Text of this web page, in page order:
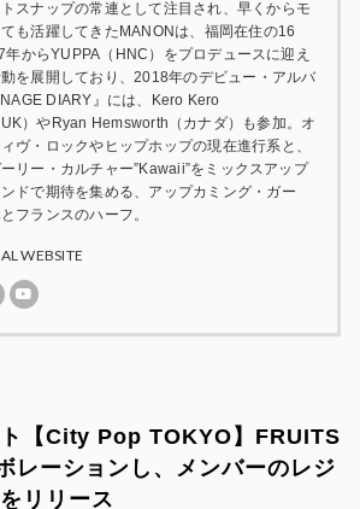
スナップの常連として注目され、早くからモ
も活躍してきたMANONは、福岡在住の16
年からYUPPA（HNC）をプロデュースに迎え
を展開しており、2018年のデビュー・アルバ
DIARY』には、Kero Kero
）やRyan Hemsworth（カナダ）も参加。オ
ヴ・ロックやヒップホップの現在進行系と、
リー・カルチャー”Kawaii”をミックスアップ
ドで期待を集める、アップカミング・ガー
フランスのハーフ。
WEBSITE
【City Pop TOKYO】FRUITS
レーションし、メンバーのレジ
リリース